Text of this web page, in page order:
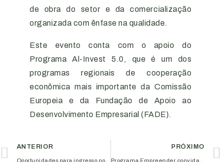
de obra do setor e da comercialização
organizada com ênfase na qualidade.
Este evento conta com o apoio do
Programa Al-Invest 5.0, que é um dos
programas regionais de cooperação
econômica mais importante da Comissão
Europeia e da Fundação de Apoio ao
Desenvolvimento Empresarial (FADE).
ANTERIOR PRÓXIMO